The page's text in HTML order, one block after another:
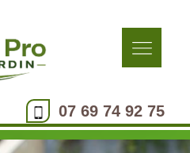
07 69 74 92 75